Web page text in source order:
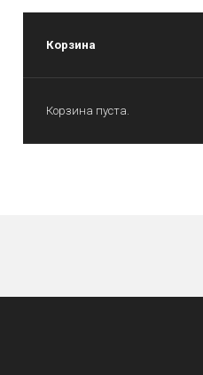
Корзина
Корзина пуста.